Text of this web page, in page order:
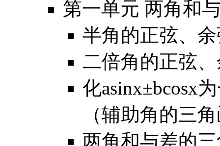
第一单元 两角和
半角的正弦、
二倍角的正弦
化asinx±bcosx
（辅助角的三
两角和与差的